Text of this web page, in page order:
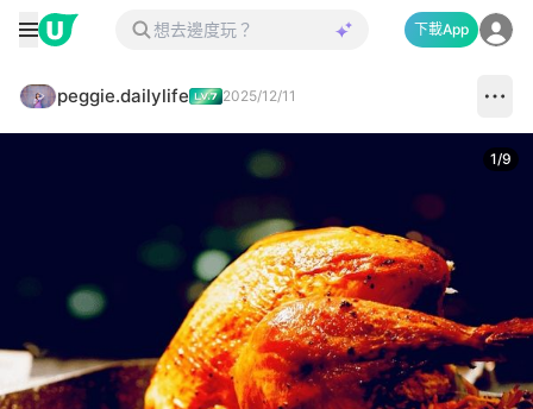
下載App
peggie.dailylife 2025/12/11
1/9